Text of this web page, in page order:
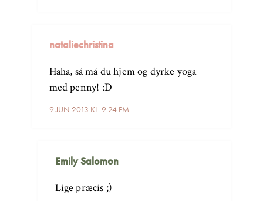
nataliechristina
9 JUN 2013 KL. 9:24 PM
Haha, så må du hjem og dyrke yoga
med penny! :D
Emily Salomon
Lige præcis ;)